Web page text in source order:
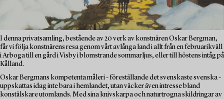
I denna privatsamling, bestående av 20 verk av konstnären Oskar Bergman,
får vi följa konstnärens resa genom vårt avlånga land i allt från en februarikväll
i Arboga till en gård i Visby i blomstrande sommarljus, eller till höstens intåg på
Kålland.
Oskar Bergmans kompetenta måleri - föreställande det svenskaste svenska -
uppskattas idag inte bara i hemlandet, utan väcker även intresse bland
konstälskare utomlands. Med sina knivskarpa och naturtrogna skildringar av